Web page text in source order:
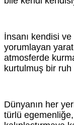
İnsanı kendisi
yorumlayan
atmosferde
kurtulmuş bir ruh
Dünyanın her
türlü